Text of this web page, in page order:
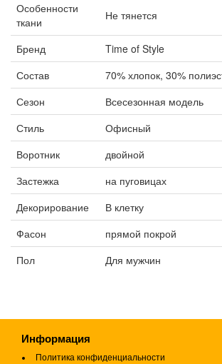
Особенности
ткани
Не тянется
Бренд
Time of Style
Состав
70% хлопок, 30%
Сезон
Всесезонная модель
Стиль
Офисный
Воротник
двойной
Застежка
на пуговицах
Декорирование
В клетку
Фасон
прямой покрой
Пол
Для мужчин
Информация
Политика конфиденциальности